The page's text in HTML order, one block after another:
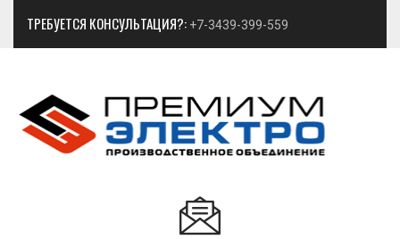
ТРЕБУЕТСЯ КОНСУЛЬТАЦИЯ?: +7-3439-399-559